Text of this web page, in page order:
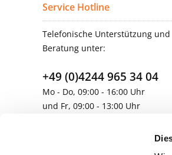
Service Hotline
Telefonische Unterstützung und
Beratung unter:
+49 (0)4244 965 34 04
Mo - Do, 09:00 - 16:00 Uhr
und Fr, 09:00 - 13:00 Uhr